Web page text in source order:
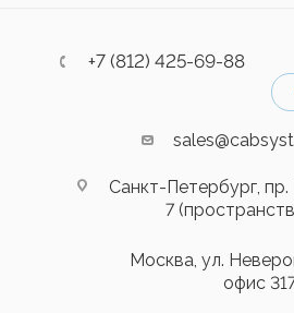
+7 (812) 425-69-88
Санкт-Петербург,
7
Москва, ул.
офис